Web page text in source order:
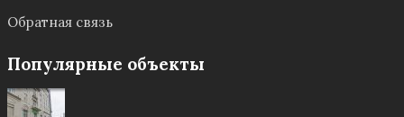
Обратная связь
Популярные объекты